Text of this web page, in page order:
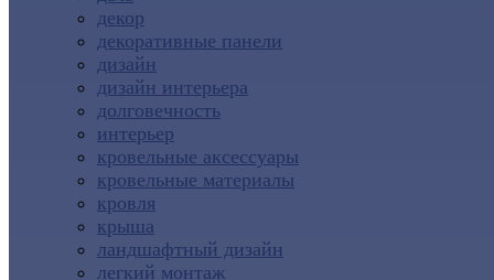
декор
декоративные панели
дизайн
дизайн интерьера
долговечность
интерьер
кровельные аксессуары
кровельные материалы
кровля
крыша
ландшафтный дизайн
легкий монтаж